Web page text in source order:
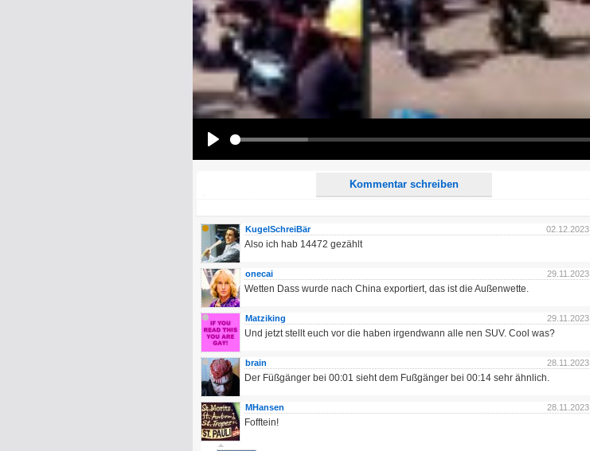
Kommentar schreiben
Kommentar:
Alle HTML-Tags außer <br>, <strike> und <i> werden aus Deinem Kommentar entfernt.
URLs werden automatisch umgewandelt. Bitte verwende "www." oder "http://" in URLs
Ich möchte eine E-Mail, wenn auf dieser Seite weitere Kommentare erscheinen.
02.12.2023
KugelSchreiBär
Also ich hab 14472 gezählt
29.11.2023
onecai
Wetten Dass wurde nach China exportiert, das ist die Außenwette.
29.11.2023
Matziking
Und jetzt stellt euch vor die haben irgendwann alle nen SUV. Cool was?
28.11.2023
brain
Der Füßgänger bei 00:01 sieht dem Fußgänger bei 00:14 sehr ähnlich.
28.11.2023
MHansen
Fofftein!